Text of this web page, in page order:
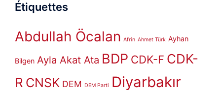
Étiquettes
Abdullah Öcalan Afrin Ahmet Türk Ayhan
Bilgen Ayla Akat Ata BDP CDK-F CDK-
R CNSK DEM DEM Parti Diyarbakır